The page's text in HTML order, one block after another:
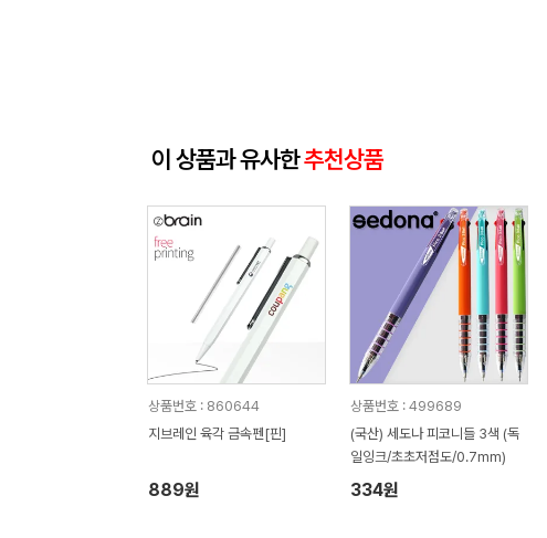
이 상품과 유사한추천상품
상품번호 : 860644
지브레인 육각 금속펜[핀]
889원
상품번호 : 499689
(국산) 세도나 피코니들 3색 (독
일잉크/초초저점도/0.7mm)
334원